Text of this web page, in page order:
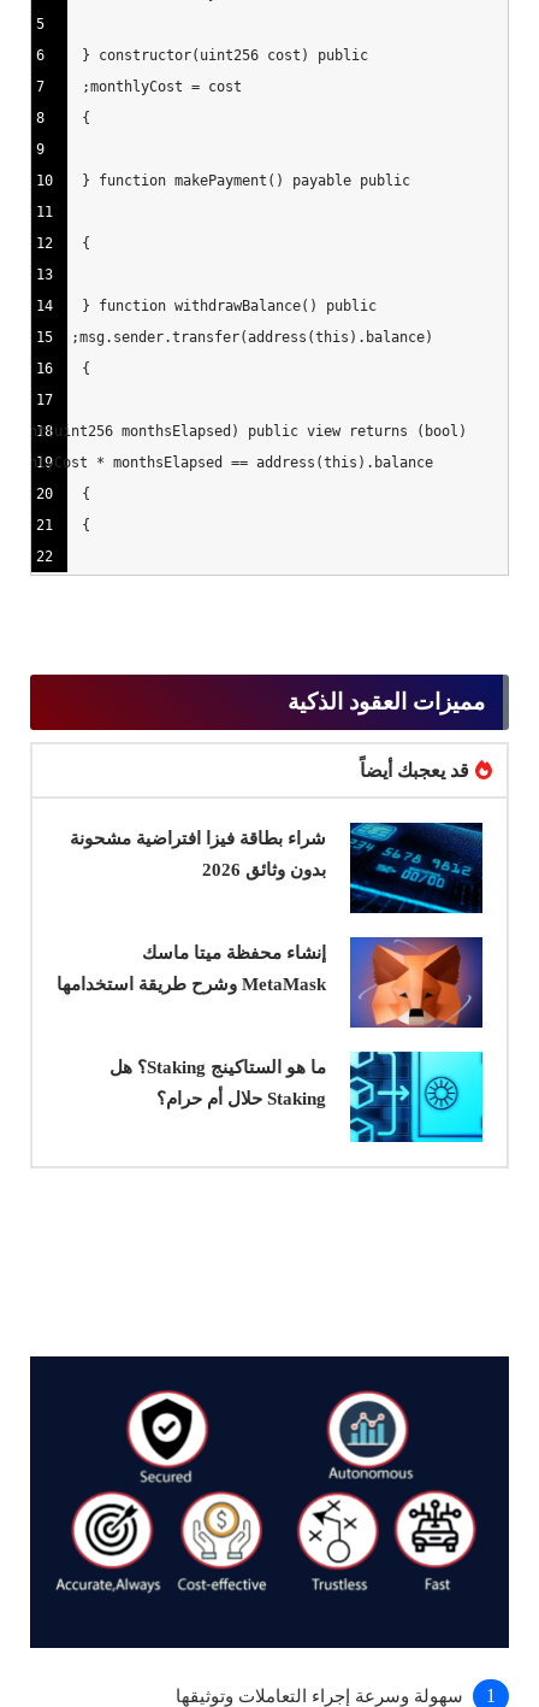
5
6
7
8
9
10
11
12
13
14
15
16
17
18
19
20
21
22
}
مميزات العقود الذكية
قد يعجبك أيضاً
شراء بطاقة فيزا افتراضية مشحونة
بدون وثائق 2026
إنشاء محفظة ميتا ماسك
MetaMask وشرح طريقة استخدامها
ما هو الستاكينج Staking؟ هل
Staking حلال أم حرام؟
سهولة وسرعة إجراء التعاملات وتوثيقها